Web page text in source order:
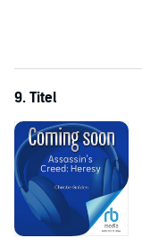
9. Titel